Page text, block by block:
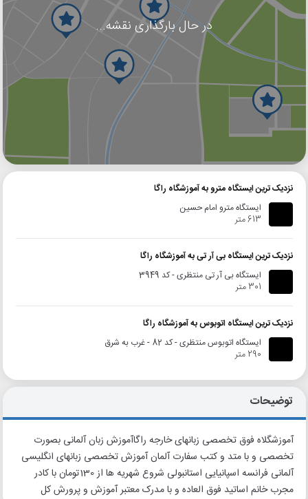
در حال بارگذاری نقشه...
گوگل
نزدیک ترین ایستگاه مترو به آموزشگاه راگا
ایستگاه مترو امام حسین
613 متر
نزدیک ترین ایستگاه بی آر تی به آموزشگاه راگا
ایستگاه بی آر تی منتظری - کد 3949
301 متر
نزدیک ترین ایستگاه اتوبوس به آموزشگاه راگا
ایستگاه اتوبوس منتظری - کد 82 - غرب به شرق
290 متر
توضیحات
آموزشگلاه فوق تخصصی زبانهای خارجه راگاآموزش زبان آلمانی بصورت
تخصصی و با متد و کتب سفارت آلمان آموزش تخصصی زبانهای انگلیسی
آلمانی فرانسه اسپانیایی استانبولی شروع شهریه ها از 130تومان با کادر
مجرب خانم اساتید فوق العاده و با مدرک معتبر آموزش و پرورش کل